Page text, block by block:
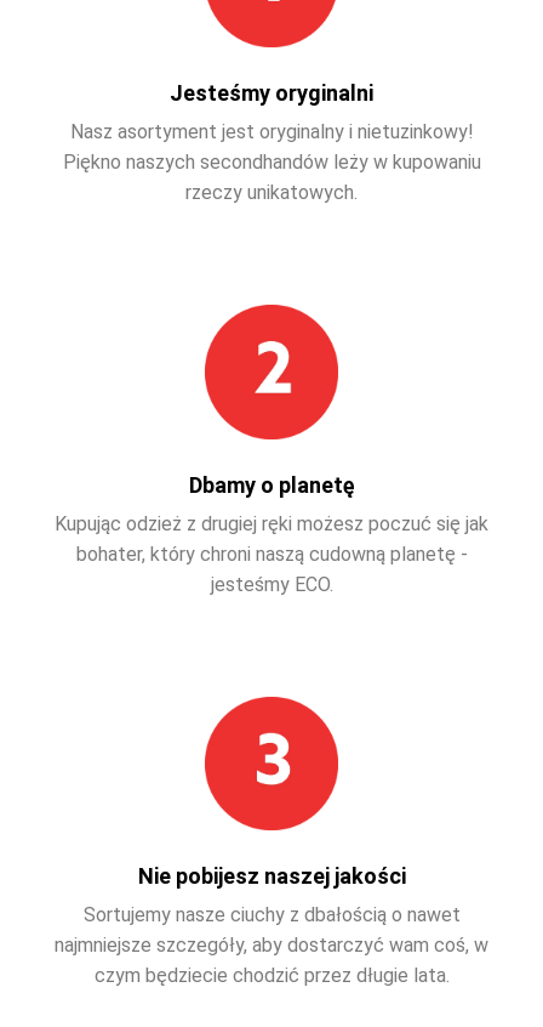
Jesteśmy oryginalni
Nasz asortyment jest oryginalny i nietuzinkowy!
Piękno naszych secondhandów leży w kupowaniu
rzeczy unikatowych.
Dbamy o planetę
Kupując odzież z drugiej ręki możesz poczuć się jak
bohater, który chroni naszą cudowną planetę -
jesteśmy ECO.
Nie pobijesz naszej jakości
Sortujemy nasze ciuchy z dbałością o nawet
najmniejsze szczegóły, aby dostarczyć wam coś, w
czym będziecie chodzić przez długie lata.